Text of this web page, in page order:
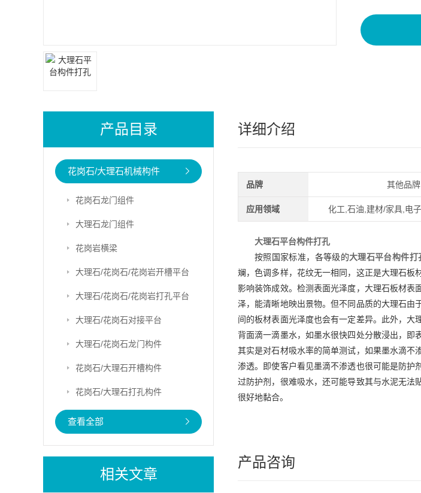
产品目录
花岗石/大理石机械构件
花岗石龙门组件
大理石龙门组件
花岗岩横梁
大理石/花岗石/花岗岩开槽平台
大理石/花岗石/花岗岩打孔平台
大理石/花岗石对接平台
大理石/花岗石龙门构件
花岗石/大理石开槽构件
花岗石/大理石打孔构件
查看全部
相关文章
详细介绍
品牌 其他品牌
应用领域 化工,石油,建材/家具,电
大理石平台构件打孔
按照国家标准，各等级的大理石平台构件打
斓，色调多样，花纹无一相同，这正是大理石板
影响装饰成效。检测表面光泽度，大理石板材
泽，能清晰地映出景物。但不同品质的大理石由
间的板材表面光泽度也会有一定差异。此外，
背面滴一滴墨水，如墨水很快四处分散浸出，即
其实是对石材吸水率的简单测试，如果墨水滴不
渗透。即使客户看见墨滴不渗透也很可能是防护
过防护剂，很难吸水，还可能导致其与水泥无法
很好地黏合。
产品咨询